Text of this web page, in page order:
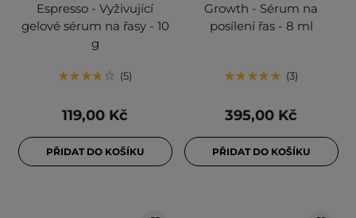
Espresso - Vyživující
gelové sérum na řasy - 10
g
5
119,00 Kč
PŘIDAT DO KOŠÍKU
Growth - Sérum na
posílení řas - 8 ml
3
395,00 Kč
PŘIDAT DO KOŠÍKU